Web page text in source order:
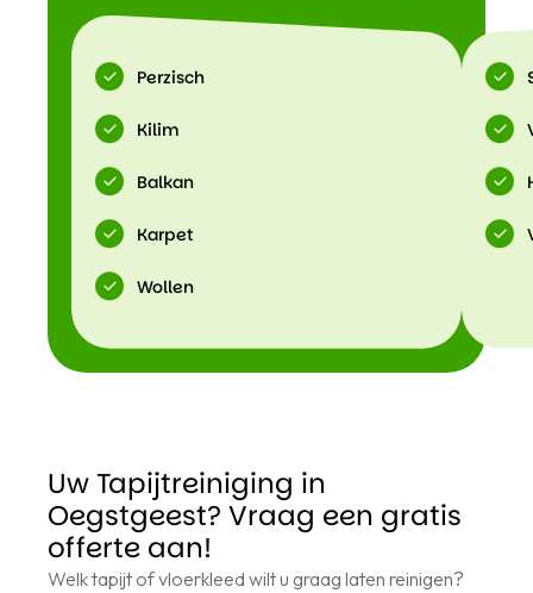
Perzisch
Kilim
Balkan
Karpet
Wollen
Uw Tapijtreiniging in
Oegstgeest? Vraag een gratis
offerte aan!
Welk tapijt of vloerkleed wilt u graag laten reinigen?